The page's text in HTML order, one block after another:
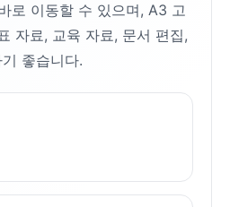
로 이동할 수 있으며, A3 고
자료, 교육 자료, 문서 편집,
좋습니다.